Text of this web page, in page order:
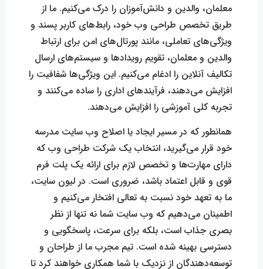
معلمان، والدین و دانش‌آموزان را درک می‌کنیم. ما از
طریق تخصص طراحی وب خود، رابط‌های کاربر پسند و
ویژگی‌های تعاملی، مانند پورتال‌های امن برای ارتباط
والدین و معلمان، تقویم رویداد‌ها و سیستم‌های ارسال
تکالیف آنلاین را ادغام می‌کنیم. این ویژگی‌ها شفافیت را
افزایش می‌دهند، فرآیند‌های اداری را ساده می‌کنند و
تجربه کلی آموزشی را افزایش می‌دهند.
همانطور که در مسیر ایجاد یا اصلاح وب سایت مدرسه
خود قرار می‌گیرید، انتخاب یک شرکت طراحی وب که
دارای مهارت‌ها و تخصص لازم برای ارائه یک پلت فرم
قوی و قابل اعتماد باشد، ضروری است. در لیون سایت،
ما به تعهد خود نسبت به تعالی افتخار می‌کنیم و
اطمینان می‌دهیم که وب سایت شما نه تنها از نظر
بصری جذاب است، بلکه برای سرعت، پاسخگویی و
دسترسی بهینه شده است. تیم مجرب ما از طراحان و
توسعه‌دهندگان از نزدیک با شما همکاری خواهند کرد تا